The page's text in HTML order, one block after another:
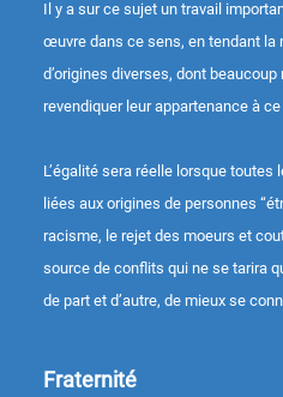
Il y a sur ce sujet un travail
œuvre dans ce sens, en tendant la
d’origines diverses, dont
revendiquer leur appartenance à
L’égalité sera réelle lorsque
liées aux origines de personnes
racisme, le rejet des moeurs et
source de conflits qui ne se tarira
de part et d’autre, de mieux se
Fraternité